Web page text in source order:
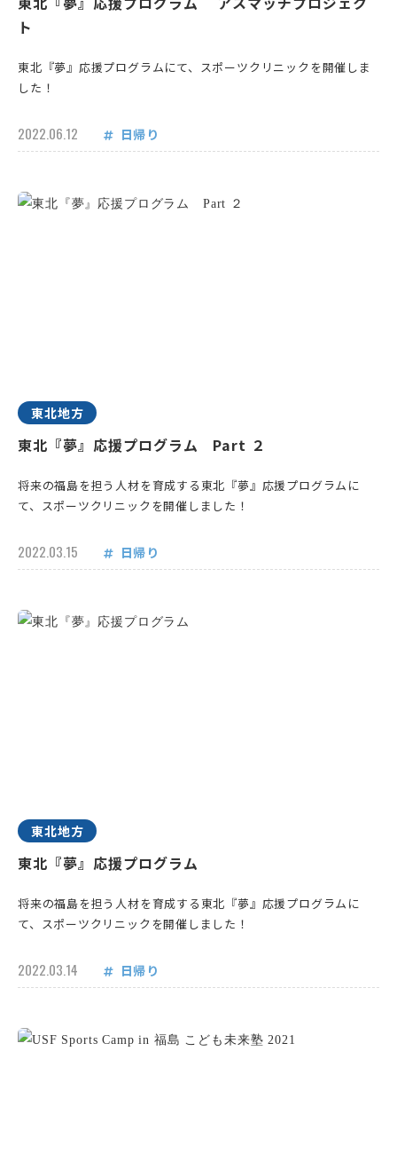
ト
東北『夢』応援プログラムにて、スポーツクリニックを開催しま
した！
2022.06.12 日帰り
東北地方
東北『夢』応援プログラム Part ２
将来の福島を担う人材を育成する東北『夢』応援プログラムに
て、スポーツクリニックを開催しました！
2022.03.15 日帰り
東北地方
東北『夢』応援プログラム
将来の福島を担う人材を育成する東北『夢』応援プログラムに
て、スポーツクリニックを開催しました！
2022.03.14 日帰り